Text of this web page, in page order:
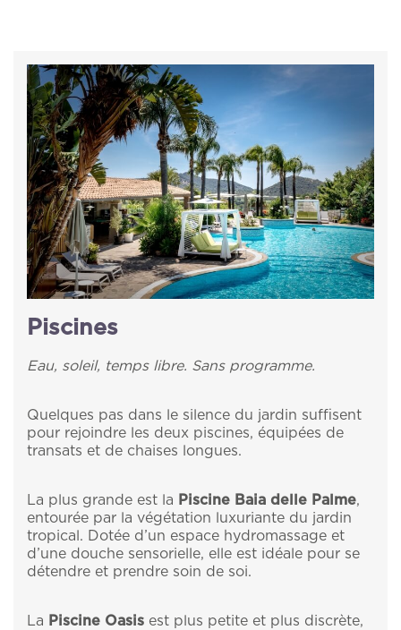
Piscines
Eau, soleil, temps libre. Sans programme.
Quelques pas dans le silence du jardin suffisent
pour rejoindre les deux piscines, équipées de
transats et de chaises longues.
La plus grande est la Piscine Baia delle Palme,
entourée par la végétation luxuriante du jardin
tropical. Dotée d’un espace hydromassage et
d’une douche sensorielle, elle est idéale pour se
détendre et prendre soin de soi.
La Piscine Oasis est plus petite et plus discrète,